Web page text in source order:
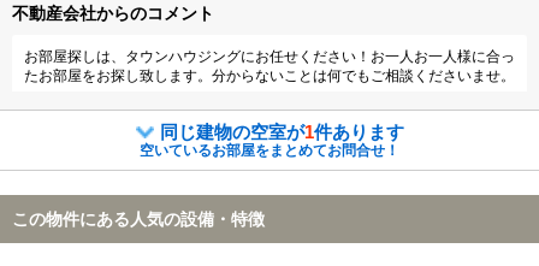
不動産会社からのコメント
お部屋探しは、タウンハウジングにお任せください！お一人お一人様に合っ
たお部屋をお探し致します。分からないことは何でもご相談くださいませ。
同じ建物の空室が1件あります
空いているお部屋をまとめてお問合せ！
この物件にある人気の設備・特徴